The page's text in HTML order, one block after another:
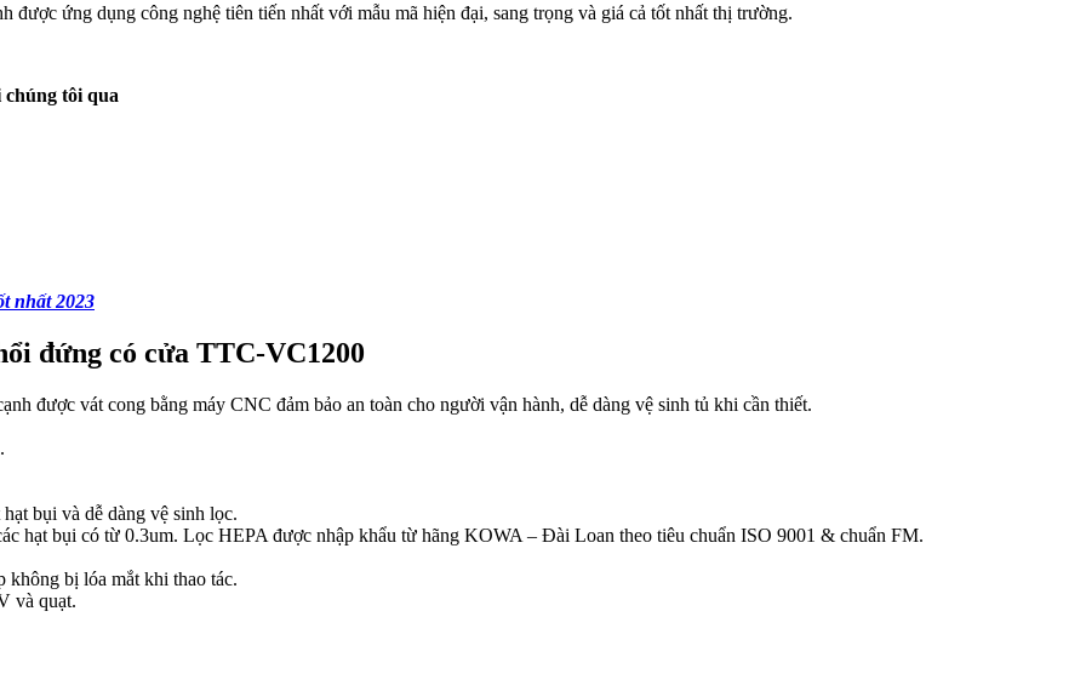
ứng dụng công nghệ tiên tiến nhất với mẫu mã hiện đại, sang trọng và giá cả tốt nhất thị trường.
tôi qua
nhất 2023
đứng có cửa TTC-VC1200
được vát cong bằng máy CNC đảm bảo an toàn cho người vận hành, dễ dàng vệ sinh tủ khi cần thiết.
bụi và dễ dàng vệ sinh lọc.
hạt bụi có từ 0.3um. Lọc HEPA được nhập khẩu từ hãng KOWA – Đài Loan theo tiêu chuẩn ISO 9001 & chuẩn FM.
không bị lóa mắt khi thao tác.
và quạt.